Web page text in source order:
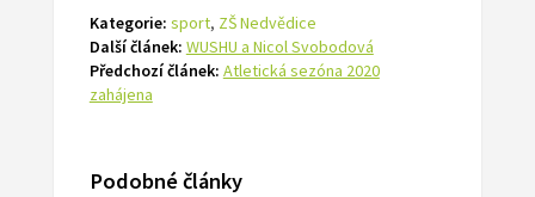
Kategorie: sport, ZŠ Nedvědice
Další článek: WUSHU a Nicol Svobodová
Předchozí článek: Atletická sezóna 2020
zahájena
Podobné články